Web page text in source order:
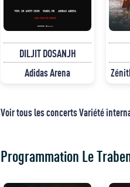
DILJIT DOSANJH
Adidas Arena
Voir tous les concerts Variété
Programmation Le